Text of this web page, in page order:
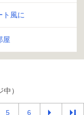
ト風に
屋
）
5 6